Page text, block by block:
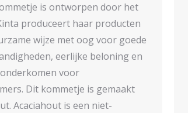
is ontworpen door het
produceert haar producten
wijze met oog voor goede
eerlijke beloning en
voor
Dit kommetje is gemaakt
Acaciahout is een niet-